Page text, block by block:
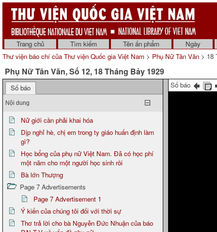
Trang chủ Tìm kiếm Tên ấn phẩm
Ngày
Thư viện báo chí của Thư viện Quốc gia Việt Nam > Phụ Nữ Tân Văn > 18
Phụ Nữ Tân Văn, Số 12, 18 Tháng Bảy 1929
Số báo
Nội dung
Nữ giới cần phải khai hóa
Dịp nghỉ hè, chị em trong ty giáo huấn định làm
gì?
Học bổng của phụ nữ Việt Nam. Đã có học phí
một năm cho một người học sinh rồi
Bà lớn Thượng
Page 7 Advertisements
Page 7 Advertisement 1
Ý kiến của chúng tôi đối với thời sự
Thơ trả lời cho bà Nguyễn Đức Nhuận của báo
Số báo